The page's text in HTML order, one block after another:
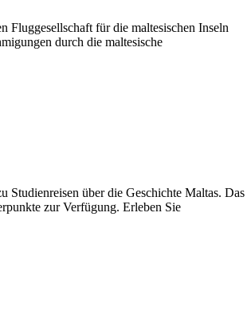
Fluggesellschaft für die maltesischen Inseln
durch die maltesische
Studienreisen über die Geschichte Maltas. Das
zur Verfügung. Erleben Sie